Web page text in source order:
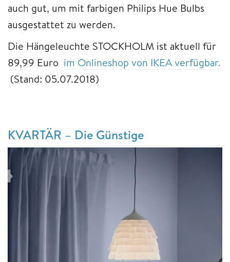
auch gut, um mit farbigen Philips Hue Bulbs
ausgestattet zu werden.
Die Hängeleuchte STOCKHOLM ist aktuell für
89,99 Euro im Onlineshop von IKEA verfügbar.
(Stand: 05.07.2018)
KVARTÄR – Die Günstige